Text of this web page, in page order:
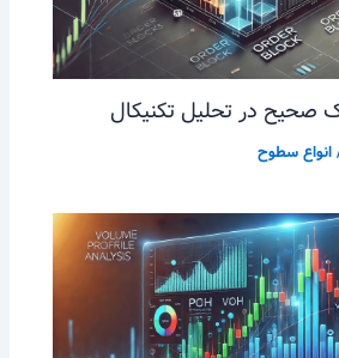
صحیح در تحلیل تکنیکال
انواع سطوح